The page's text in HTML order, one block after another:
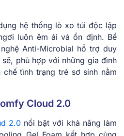
hệ thống lò xo túi độc lập
luôn êm ái và ổn định. Bề
Anti-Microbial hỗ trợ duy
phù hợp với những gia đình
tình trạng trẻ sơ sinh nằm
Cloud 2.0
2.0nổi bật với khả năng làm